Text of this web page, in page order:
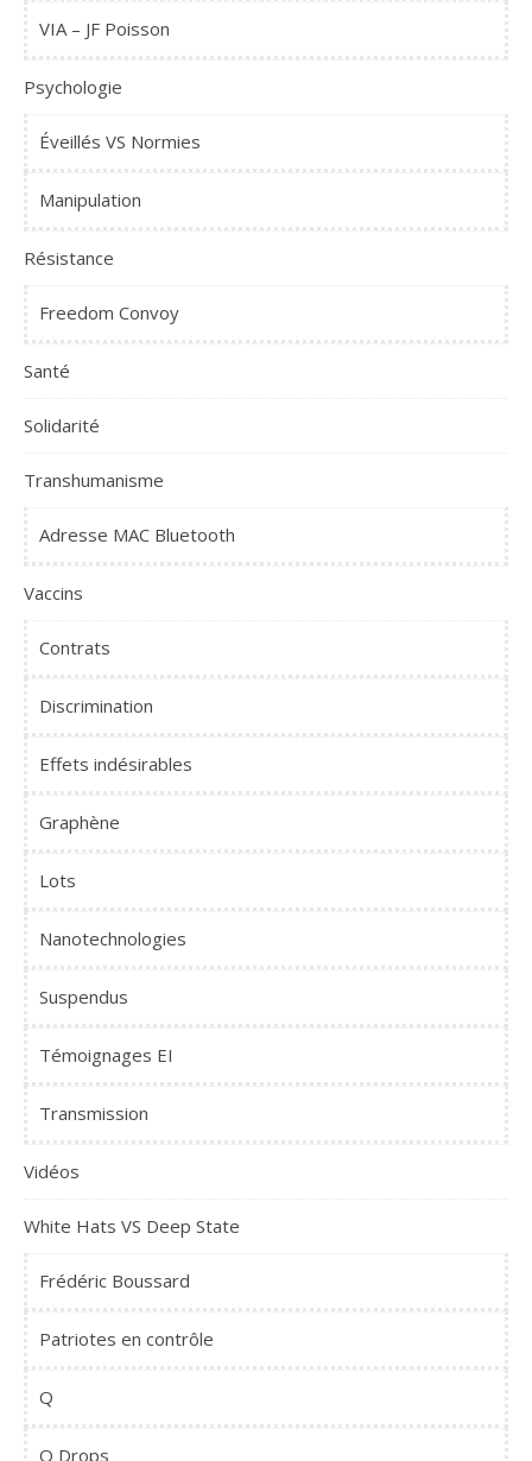
VIA – JF Poisson
Psychologie
Éveillés VS Normies
Manipulation
Résistance
Freedom Convoy
Santé
Solidarité
Transhumanisme
Adresse MAC Bluetooth
Vaccins
Contrats
Discrimination
Effets indésirables
Graphène
Lots
Nanotechnologies
Suspendus
Témoignages EI
Transmission
Vidéos
White Hats VS Deep State
Frédéric Boussard
Patriotes en contrôle
Q
Q Drops